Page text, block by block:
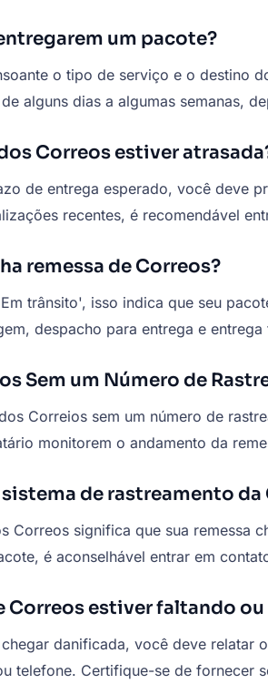
um pacote?
o tipo de serviço e o destino
alguns dias a algumas semanas,
Correos estiver
de entrega esperado, você deve
recentes, é recomendável
remessa de Correos?
trânsito', isso indica que seu
despacho para entrega e entrega
Sem um Número de
Correios sem um número de
monitorem o andamento da
de rastreamento da
Correos significa que sua
é aconselhável entrar em
Correos estiver faltando
danificada, você deve
telefone. Certifique-se de fornecer